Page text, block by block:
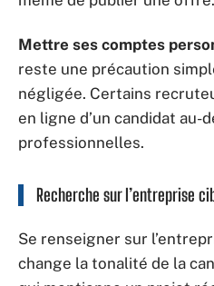
Mettre ses comptes
reste une précaution
négligée. Certains
en ligne d’un candidat au-
professionnelles.
Recherche sur l’entreprise
Se renseigner sur
change la tonalité de la